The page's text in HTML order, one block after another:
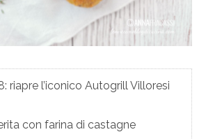
riapre l’iconico Autogrill Villoresi
con farina di castagne